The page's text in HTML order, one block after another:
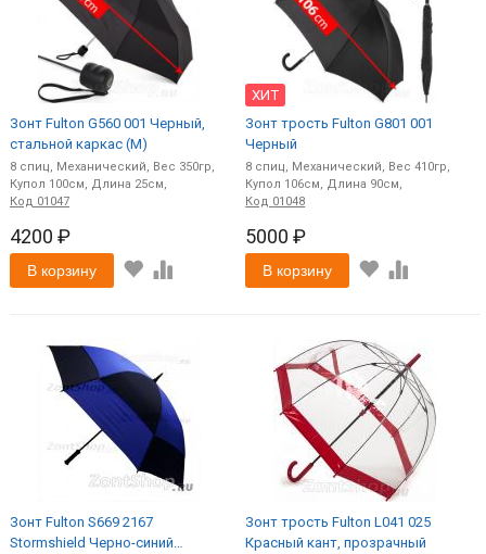
Зонт Fulton G560 001 Черный,
стальной каркас (M)
8спиц Механический
350
100
25
Код 01047
4200 ₽
В корзину
ХИТ
Зонт трость Fulton G801 001
Черный
8 спиц Механический
410
106
90
Код 01048
5000 ₽
В корзину
Зонт Fulton S669 2167
Stormshield Черно-синий
Зонт трость Fulton L041 025
Красный кант, прозрачный